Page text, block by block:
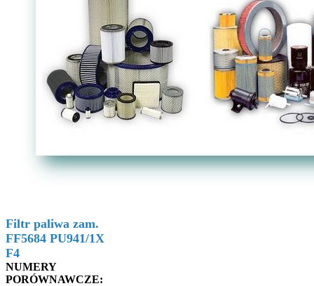
Filtr paliwa zam.
FF5684 PU941/1X
F4
NUMERY
PORÓWNAWCZE: